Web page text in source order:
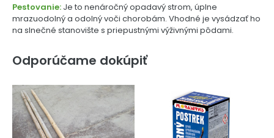
Pestovanie: Je to nenáročný opadavý strom, úplne
mrazuodolný a odolný voči chorobám. Vhodné je vysádzať ho
na slnečné stanovište s priepustnými výživnými pôdami.
Odporúčame dokúpiť